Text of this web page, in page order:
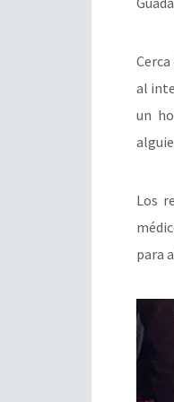
al
un
Los
para